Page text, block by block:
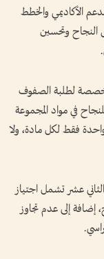
الأكاديمي والخطط
النجاح وتحسين
مخصصة لطلبة الصفوف
في مواد المجموعة
فقط لكل مادة، ولا
عشر تشمل اجتياز
إضافة إلى عدم تجاوز